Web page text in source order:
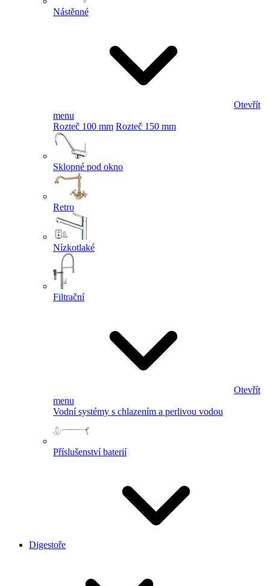
Nástěnné
Otevřít
menu
Rozteč 100 mm Rozteč 150 mm
Sklopné pod okno
Retro
Nízkotlaké
Filtrační
Otevřít
menu
Vodní systémy s chlazením a perlivou vodou
Příslušenství baterií
Digestoře